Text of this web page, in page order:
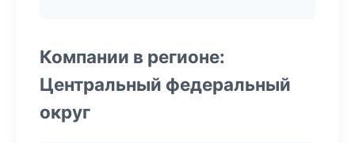
Компании в регионе:
Центральный федеральный
округ